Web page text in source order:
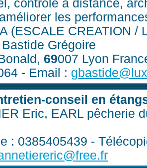
contrôle à distance,
les
(ESCALE CREATION /
Grégoire
69007 Lyon
- Email :
conseil en
Eric, EARL pêcherie
: 0385405439 -